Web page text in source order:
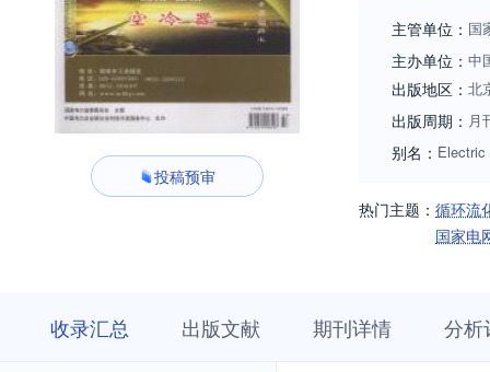
投稿预审
主管单位： 国
主办单位： 中
出版地区： 北
出版周期： 月
别名： Electric
热门主题： 循环流
国家电
收录汇总 出版文献 期刊详情 分析